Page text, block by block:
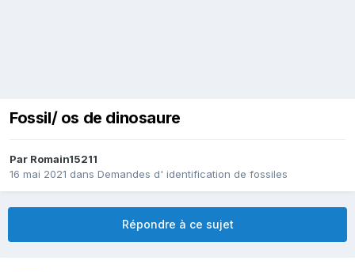
Fossil/ os de dinosaure
Par Romain15211
16 mai 2021 dans Demandes d' identification de fossiles
Répondre à ce sujet